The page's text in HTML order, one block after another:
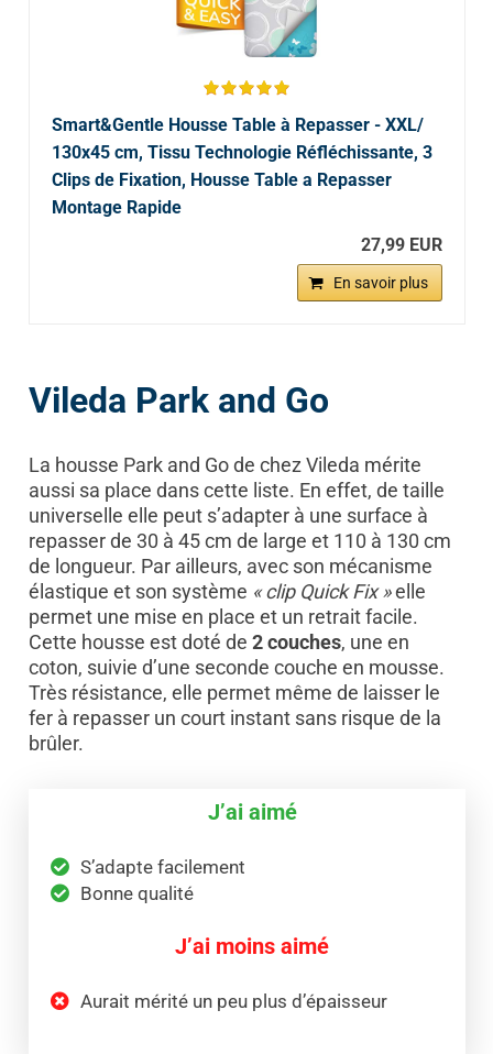
Smart&Gentle Housse Table à Repasser - XXL/
130x45 cm, Tissu Technologie Réfléchissante, 3
Clips de Fixation, Housse Table a Repasser
Montage Rapide
27,99 EUR
En savoir plus
Vileda Park and Go
La housse Park and Go de chez Vileda mérite
aussi sa place dans cette liste. En effet, de taille
universelle elle peut s’adapter à une surface à
repasser de 30 à 45 cm de large et 110 à 130 cm
de longueur. Par ailleurs, avec son mécanisme
élastique et son système « clip Quick Fix »elle
permet une mise en place et un retrait facile.
Cette housse est doté de 2 couches, une en
coton, suivie d’une seconde couche en mousse.
Très résistance, elle permet même de laisser le
fer à repasser un court instant sans risque de la
brûler.
J’ai aimé
S’adapte facilement
Bonne qualité
J’ai moins aimé
Aurait mérité un peu plus d’épaisseur